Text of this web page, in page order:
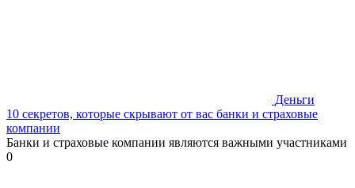
Деньги
10 секретов, которые скрывают от вас банки и страховые
компании
Банки и страховые компании являются важными участниками
0